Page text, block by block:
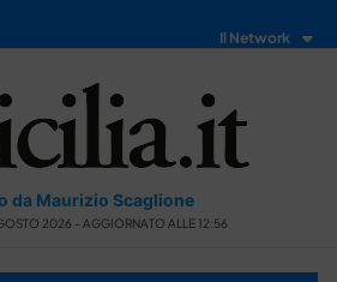
Il Network
da Maurizio Scaglione
2026 - AGGIORNATO ALLE 12:56